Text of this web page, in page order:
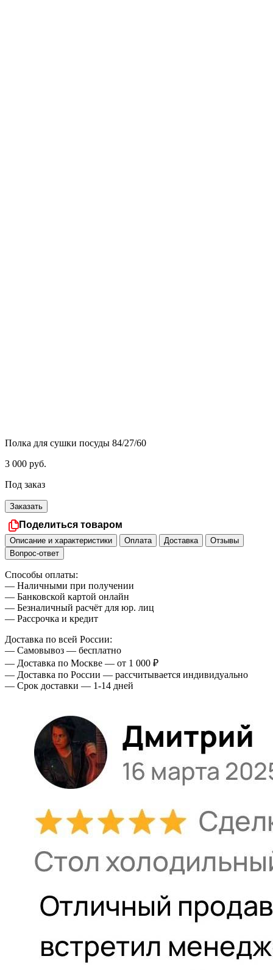
Полка для сушки посуды 84/27/60
3 000 руб.
Под заказ
Заказать
Поделиться товаром
Описание и характеристики Оплата Доставка
Отзывы
Вопрос-ответ
Способы оплаты:
— Наличными при получении
— Банковской картой онлайн
— Безналичный расчёт для юр. лиц
— Рассрочка и кредит
Доставка по всей России:
— Самовывоз — бесплатно
— Доставка по Москве — от 1 000 ₽
— Доставка по России — рассчитывается индивидуально
— Срок доставки — 1-14 дней